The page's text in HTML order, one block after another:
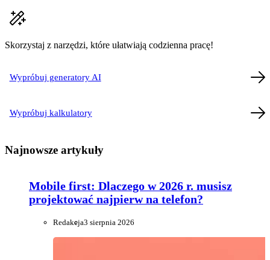
Skorzystaj z narzędzi, które ułatwiają codzienna pracę!
Wypróbuj generatory AI
Wypróbuj kalkulatory
Najnowsze artykuły
Mobile first: Dlaczego w 2026 r. musisz
projektować najpierw na telefon?
Redakcja3 sierpnia 2026